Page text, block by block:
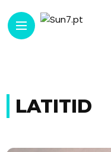
LATITID